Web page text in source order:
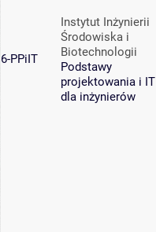
6-PPiIT
Instytut Inżynierii
Środowiska i
Biotechnologii
Podstawy
projektowania i IT
dla inżynierów